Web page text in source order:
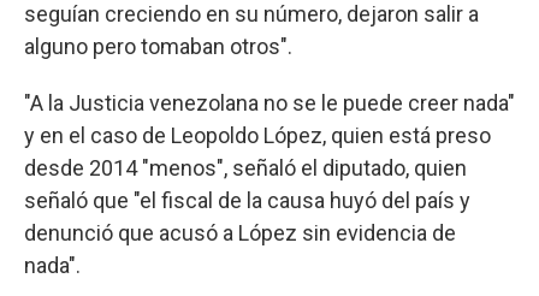
seguían creciendo en su número, dejaron salir a
alguno pero tomaban otros".
"A la Justicia venezolana no se le puede creer nada"
y en el caso de Leopoldo López, quien está preso
desde 2014 "menos", señaló el diputado, quien
señaló que "el fiscal de la causa huyó del país y
denunció que acusó a López sin evidencia de
nada".